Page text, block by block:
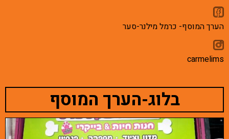
הערך המוסף- כרמל מילנר-סער
carmelims
בלוג-הערך המוסף